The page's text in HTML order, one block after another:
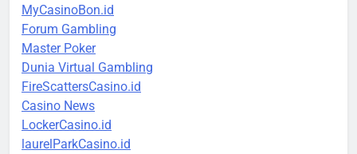
MyCasinoBon.id
Forum Gambling
Master Poker
Dunia Virtual Gambling
FireScattersCasino.id
Casino News
LockerCasino.id
laurelParkCasino.id